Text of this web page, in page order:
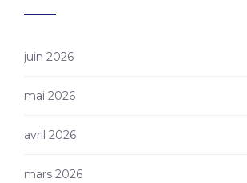
juin 2026
mai 2026
avril 2026
mars 2026